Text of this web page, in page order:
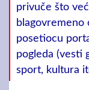
privuče što
blagovremeno
posetiocu
pogleda (vesti
sport, kultura